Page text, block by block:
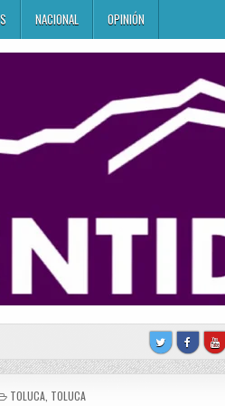
NACIONAL OPINIÓN
POSTED
TOLUCA TOLUCA